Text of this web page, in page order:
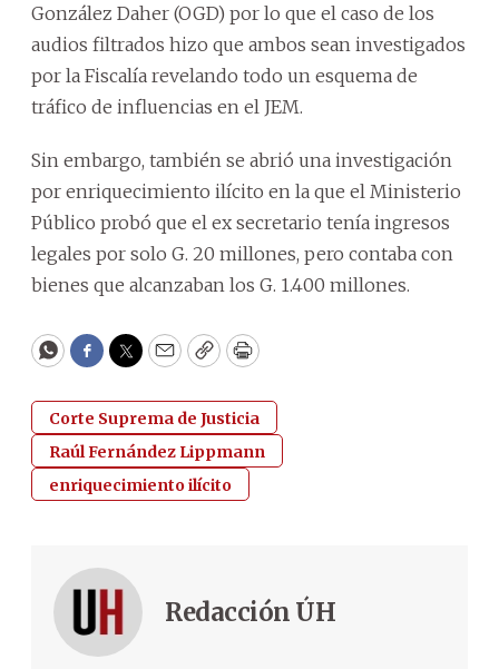
González Daher (OGD) por lo que el caso de los
audios filtrados hizo que ambos sean investigados
por la Fiscalía revelando todo un esquema de
tráfico de influencias en el JEM.
Sin embargo, también se abrió una investigación
por enriquecimiento ilícito en la que el Ministerio
Público probó que el ex secretario tenía ingresos
legales por solo G. 20 millones, pero contaba con
bienes que alcanzaban los G. 1.400 millones.
WhatsApp
Facebook
Twitter
EmailCopyPrint
Corte Suprema de Justicia
Raúl Fernández Lippmann
enriquecimiento ilícito
Redacción ÚH